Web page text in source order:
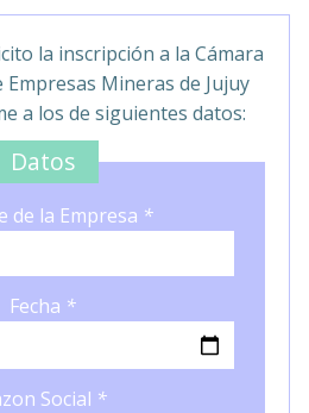
la inscripción a la Cámara
Mineras de Jujuy
a los de siguientes datos:
Datos
de la Empresa *
Fecha *
Social *